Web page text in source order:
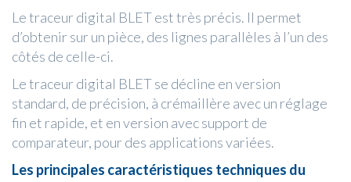
Le traceur digital BLET est très précis. Il permet
d’obtenir sur un pièce, des lignes parallèles à l’un des
côtés de celle-ci.
Le traceur digital BLET se décline en version
standard, de précision, à crémaillère avec un réglage
fin et rapide, et en version avec support de
comparateur, pour des applications variées.
Les principales caractéristiques techniques du